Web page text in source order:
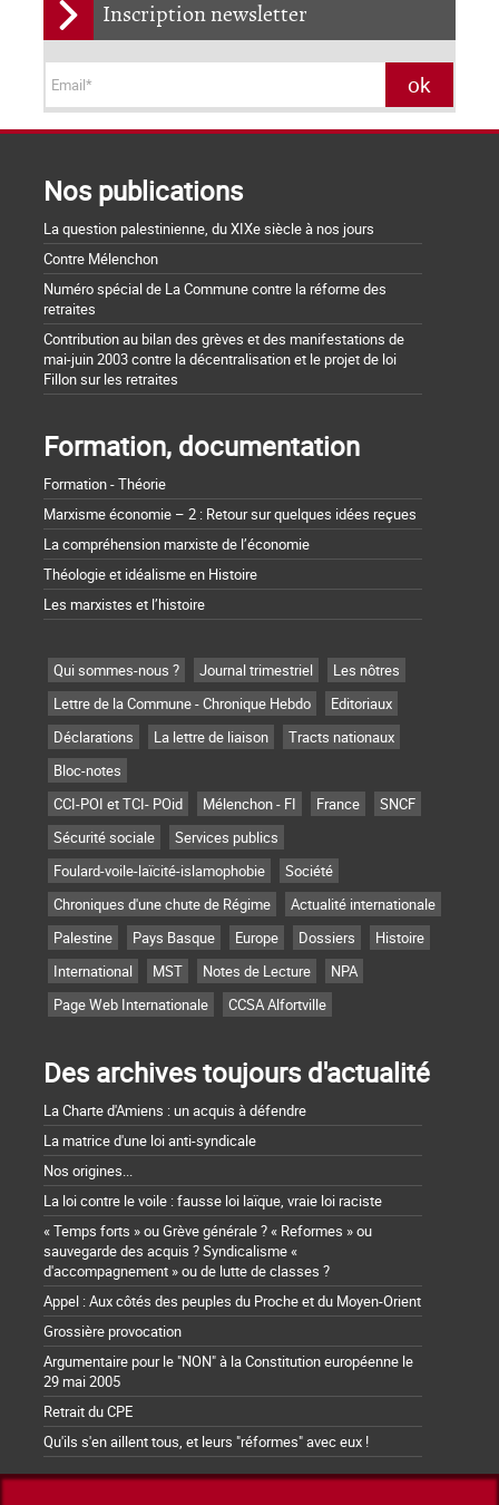
Inscription newsletter
Nos publications
La question palestinienne, du XIXe siècle à nos jours
Contre Mélenchon
Numéro spécial de La Commune contre la réforme des
retraites
Contribution au bilan des grèves et des manifestations de
mai-juin 2003 contre la décentralisation et le projet de loi
Fillon sur les retraites
Formation, documentation
Formation - Théorie
Marxisme économie – 2 : Retour sur quelques idées reçues
La compréhension marxiste de l’économie
Théologie et idéalisme en Histoire
Les marxistes et l’histoire
Qui sommes-nous ? Journal trimestriel
Les nôtres
Lettre de la Commune - Chronique Hebdo
Editoriaux
Déclarations
La lettre de liaison
Tracts nationaux
Bloc-notes
CCI-POI et TCI- POid
Mélenchon - FI France
SNCF
Sécurité sociale
Services publics
Foulard-voile-laïcité-islamophobie
Société
Chroniques d'une chute de Régime
Actualité internationale
Palestine
Pays Basque Europe Dossiers
Histoire
International
MST Notes de Lecture
NPA
Page Web Internationale
CCSA Alfortville
Des archives toujours d'actualité
La Charte d'Amiens : un acquis à défendre
La matrice d'une loi anti-syndicale
Nos origines...
La loi contre le voile : fausse loi laïque, vraie loi raciste
« Temps forts » ou Grève générale ? « Reformes » ou
sauvegarde des acquis ? Syndicalisme «
d'accompagnement » ou de lutte de classes ?
Appel : Aux côtés des peuples du Proche et du Moyen-Orient
Grossière provocation
Argumentaire pour le "NON" à la Constitution européenne le
29 mai 2005
Retrait du CPE
Qu'ils s'en aillent tous, et leurs "réformes" avec eux !